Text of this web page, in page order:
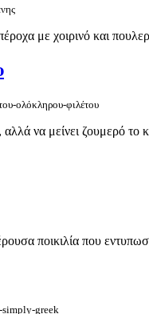
με χοιρινό και
ολόκληρου-φιλέτου
να μείνει ζουμερό
ποικιλία που
simply-greek